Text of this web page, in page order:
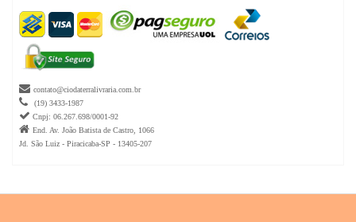
 contato@ciodaterralivraria.com.br
 (19) 3433-1987
 Cnpj: 06.267.698/0001-92
 End. Av. João Batista de Castro, 1066
Jd. São Luiz - Piracicaba-SP - 13405-207